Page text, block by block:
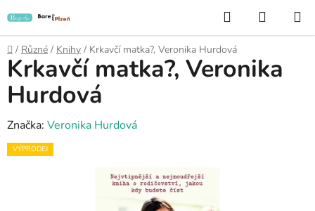
na
obsah
Hledat
KOŠÍK
Domů
/ Různé / Knihy / Krkavčí matka?, Veronika Hurdová
Krkavčí matka?, Veronika
Hurdová
Značka: Veronika Hurdová
VÝPRODEJ